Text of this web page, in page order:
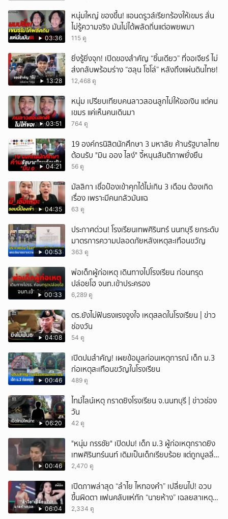
03:36
หนุ่มใหญ่ ของขึ้น! แอนดรูวส์เรียกร้องให้เขมร ลั่น
ไม่รู้ความจริง มันไม่ได้พลัดถิ่นแต่อพยพมา
115 ดู
13:28
ยิ่งรู้ยิ่งจุก! เปิดของสำคัญ “ชิ้นเดียว” ที่จอเจียร์ ไม่
ส่งกลับพร้อมร่าง “ฮลุน โซโล่” หลังถึงแผ่นดินไทย!
12,468 ดู
03:51
หนุ่ม เปรียบเทียบคนลาวสอนลูกไม่ให้ขอเงิน แต่คน
เขมร แค่เห็นคนเดินมา
764 ดู
04:21
19 องค์กรนิสิตนักศึกษา 3 มหาลัย ค้านรัฐบาลไทย
ต้อนรับ "มิน ออง ไลง์" จี้หนุนสันติภาพยั่งยืน
56 ดู
04:35
มัลลิกา เชื่อป๋องเข้าคุกได้ไม่เกิน 3 เดือน ต้องเกิด
เรื่อง เพราะมีคนกลัวมันแฉ
63 ดู
00:53
ประกาศด่วน! โรงเรียนเทพศิรินทร์ นนทบุรี ยกระดับ
มาตรการความปลอดภัยหลังเหตุสะเทือนขวัญ
363 ดู
00:33
พ่อเด็กผู้ก่อเหตุ เดินทางไปโรงเรียน ก่อนทรุด
ปล่อยโฮ จนท.เข้าประครอง
6,289 ดู
04:08
ตร.ยังไม่ฟันธงแรงจูงใจ เหตุสลดในโรงเรียน | ข่าว
ช่องวัน
54 ดู
00:46
เปิดปมสำคัญ! เผยข้อมูลก่อนเหตุการณ์ เด็ก ม.3
ก่อเหตุสะเทือนขวัญในโรงเรียน
489 ดู
06:20
ไทม์ไลน์เหตุ กราดยิงโรงเรียน จ.นนทบุรี | ข่าวช่อง
วัน
42 ดู
00:46
"หนุ่ม กรรชัย" เปิดปม! เด็ก ม.3 ผู้ก่อเหตุกราดยิง
เทพศิรินทร์นนท์ เดิมเป็นเด็กเรียบร้อย แต่ถูกบูลลี่
หนัก คาดแรงกดดันสะสมกลายเป็นแรงแค้น จนก่อ
2,470 ดู
06:04
เปิดภาพล่าสุด “ลำไย ไหทองคำ” เปลี่ยนไป! อวบ
ขึ้นผิดตา แฟนคลับแห่ทัก “นายห้าง” เฉลยสาเหตุ
ชัด!
2,334 ดู